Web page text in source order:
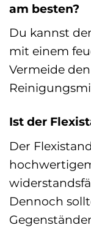
am besten?
Du kannst
mit einem
Vermeide
Ist der
Der
Dennoch